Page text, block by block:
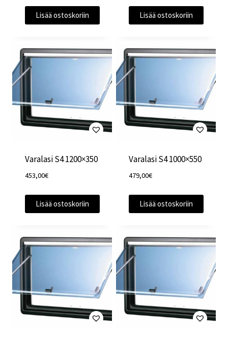
Lisää ostoskoriin Lisää ostoskoriin
Varalasi S4 1200×350
453,00€
Lisää ostoskoriin
Varalasi S4 1000×550
479,00€
Lisää ostoskoriin